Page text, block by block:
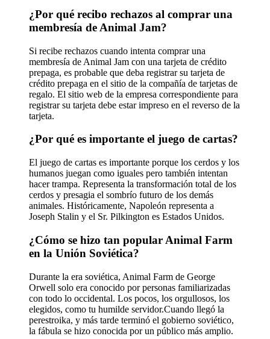
¿Por qué recibo rechazos al comprar una
membresía de Animal Jam?
Si recibe rechazos cuando intenta comprar una
membresía de Animal Jam con una tarjeta de crédito
prepaga, es probable que deba registrar su tarjeta de
crédito prepaga en el sitio de la compañía de tarjetas de
regalo. El sitio web de la empresa correspondiente para
registrar su tarjeta debe estar impreso en el reverso de la
tarjeta.
¿Por qué es importante el juego de cartas?
El juego de cartas es importante porque los cerdos y los
humanos juegan como iguales pero también intentan
hacer trampa. Representa la transformación total de los
cerdos y presagia el sombrío futuro de los demás
animales. Históricamente, Napoleón representa a
Joseph Stalin y el Sr. Pilkington es Estados Unidos.
¿Cómo se hizo tan popular Animal Farm
en la Unión Soviética?
Durante la era soviética, Animal Farm de George
Orwell solo era conocido por personas familiarizadas
con todo lo occidental. Los pocos, los orgullosos, los
elegidos, como tu humilde servidor.Cuando llegó la
perestroika, y más tarde terminó el gobierno soviético,
la fábula se hizo conocida por un público más amplio.